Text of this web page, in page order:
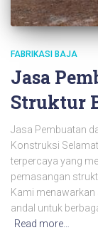
FABRIKASI BAJA
Jasa
Struktur
Jasa Pembuatan
Konstruksi
terpercaya yang
pemasangan
Kami
andal untuk
Read more…